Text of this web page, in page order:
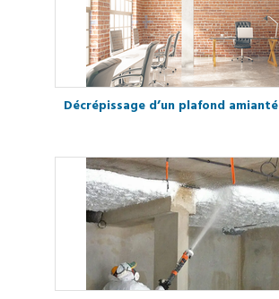
Décrépissage d’un plafond amianté